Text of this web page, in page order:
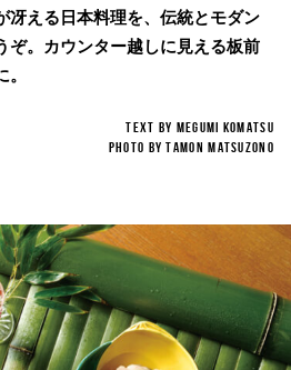
冴える日本料理を、伝統とモダン
ぞ。カウンター越しに見える板前
TEXT BY Megumi Komatsu
PHOTO BY Tamon Matsuzono